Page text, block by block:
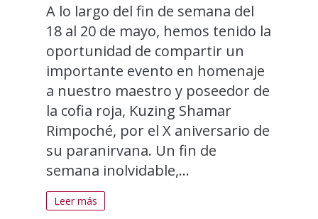
A lo largo del fin de semana del
18 al 20 de mayo, hemos tenido la
oportunidad de compartir un
importante evento en homenaje
a nuestro maestro y poseedor de
la cofia roja, Kuzing Shamar
Rimpoché, por el X aniversario de
su paranirvana. Un fin de
semana inolvidable,...
Leer más